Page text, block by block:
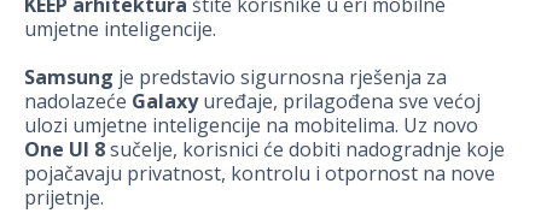
umjetne inteligencije.
Samsung je predstavio sigurnosna rješenja za
nadolazeće Galaxyuređaje, prilagođena sve većoj
ulozi umjetne inteligencije na mobitelima. Uz novo
One UI 8sučelje, korisnici će dobiti nadogradnje koje
pojačavaju privatnost, kontrolu i otpornost na nove
prijetnje.